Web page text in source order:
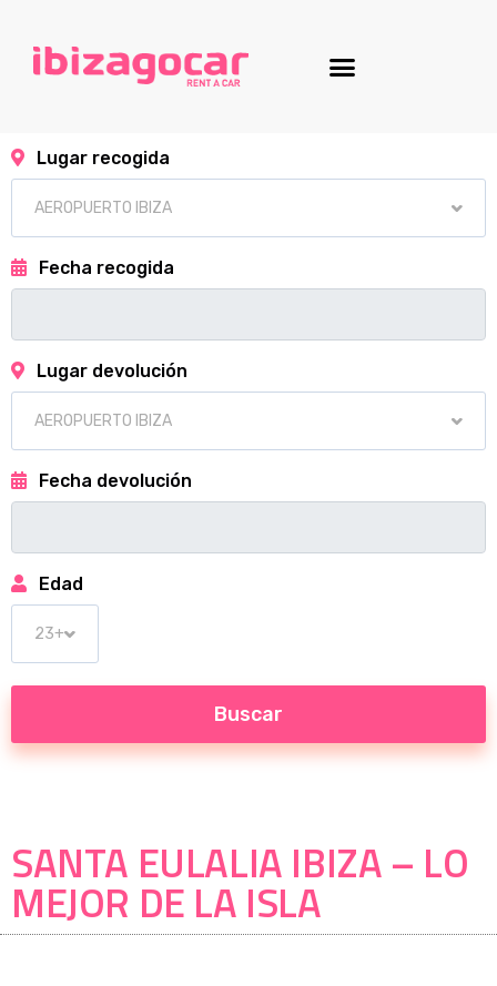
Lugar recogida
Fecha recogida
Lugar devolución
Fecha devolución
Edad
SANTA EULALIA IBIZA – LO
MEJOR DE LA ISLA